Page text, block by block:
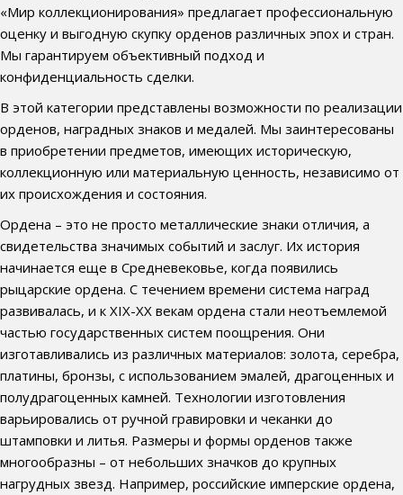
«Мир коллекционирования» предлагает профессиональную
оценку и выгодную скупку орденов различных эпох и стран.
Мы гарантируем объективный подход и
конфиденциальность сделки.
В этой категории представлены возможности по реализации
орденов, наградных знаков и медалей. Мы заинтересованы
в приобретении предметов, имеющих историческую,
коллекционную или материальную ценность, независимо от
их происхождения и состояния.
Ордена – это не просто металлические знаки отличия, а
свидетельства значимых событий и заслуг. Их история
начинается еще в Средневековье, когда появились
рыцарские ордена. С течением времени система наград
развивалась, и к XIX-XX векам ордена стали неотъемлемой
частью государственных систем поощрения. Они
изготавливались из различных материалов: золота, серебра,
платины, бронзы, с использованием эмалей, драгоценных и
полудрагоценных камней. Технологии изготовления
варьировались от ручной гравировки и чеканки до
штамповки и литья. Размеры и формы орденов также
многообразны – от небольших значков до крупных
нагрудных звезд. Например, российские имперские ордена,